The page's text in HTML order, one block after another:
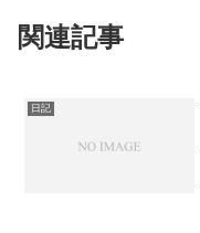
関連記事
日記